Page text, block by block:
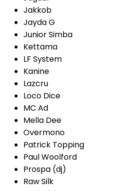
Jakkob
Jayda G
Junior Simba
Kettama
LF System
Kanine
Lazcru
Loco Dice
MC Ad
Mella Dee
Overmono
Patrick Topping
Paul Woolford
Prospa (dj)
Raw Silk